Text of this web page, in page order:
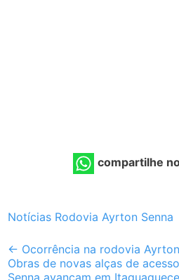
compartilhe
Notícias Rodovia Ayrton Senna
Post
navigation
← Ocorrência na rodovia
Obras de novas alças de
Senna avançam em